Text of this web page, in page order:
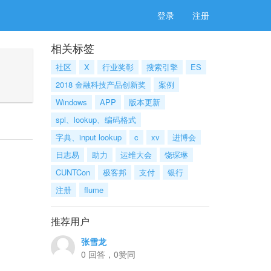
登录 注册
相关标签
社区 X 行业奖彰 搜索引擎
ES
2018 金融科技产品创新奖
案例
Windows
APP
版本更新
spl、lookup、编码格式
字典、input lookup
c xv
进博会
日志易
助力 运维大会
饶琛琳
CUNTCon
极客邦 支付
银行
注册
flume
推荐用户
张雪龙
0 回答，0赞同